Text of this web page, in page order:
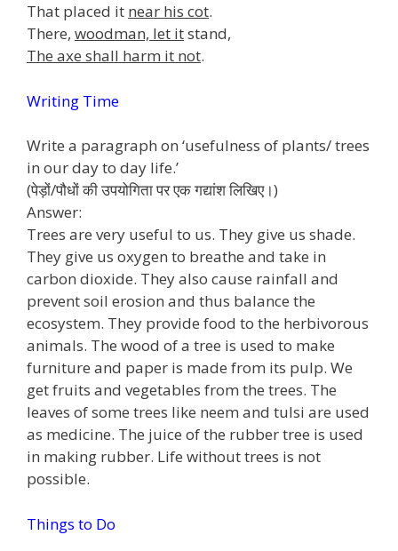
That placed it near his cot.
There, woodman, let itstand,
The axe shall harm it not.
Writing Time
Write a paragraph on ‘usefulness of plants/ trees
in our day to day life.’
(पेड़ों/पौधों की उपयोगिता पर एक गद्यांश लिखिए।)
Answer:
Trees are very useful to us. They give us shade.
They give us oxygen to breathe and take in
carbon dioxide. They also cause rainfall and
prevent soil erosion and thus balance the
ecosystem. They provide food to the herbivorous
animals. The wood of a tree is used to make
furniture and paper is made from its pulp. We
get fruits and vegetables from the trees. The
leaves of some trees like neem and tulsi are used
as medicine. The juice of the rubber tree is used
in making rubber. Life without trees is not
possible.
Things to Do